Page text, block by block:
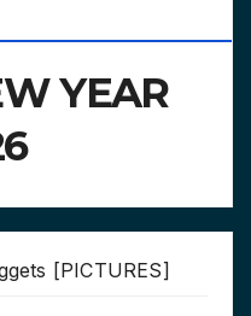
YEAR
[PICTURES]